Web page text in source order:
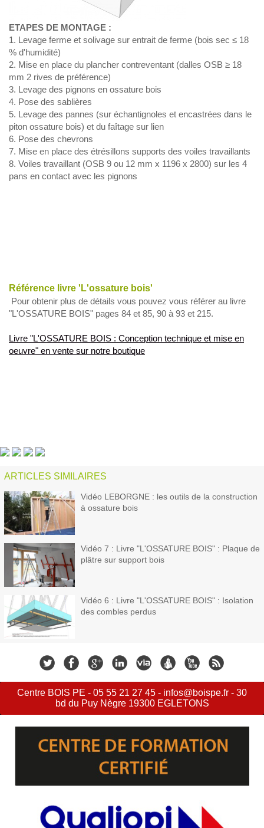
ETAPES DE MONTAGE :
Levage ferme et solivage sur entrait de ferme (bois sec ≤ 18
% d'humidité)
Mise en place du plancher contreventant (dalles OSB ≥ 18
mm 2 rives de préférence)
Levage des pignons en ossature bois
Pose des sablières
Levage des pannes (sur échantignoles et encastrées dans le
piton ossature bois) et du faîtage sur lien
Pose des chevrons
Mise en place des étrésillons supports des voiles travaillants
Voiles travaillant (OSB 9 ou 12 mm x 1196 x 2800) sur les 4
pans en contact avec les pignons
Référence livre 'L'ossature bois'
Pour obtenir plus de détails vous pouvez vous référer au livre
"L'OSSATURE BOIS" pages 84 et 85, 90 à 93 et 215.
Livre "L'OSSATURE BOIS : Conception technique et mise en
oeuvre" en vente sur notre boutique
ARTICLES SIMILAIRES
Vidéo LEBORGNE : les outils de la construction
à ossature bois
Vidéo 7 : Livre "L'OSSATURE BOIS" : Plaque de
plâtre sur support bois
Vidéo 6 : Livre "L'OSSATURE BOIS" : Isolation
des combles perdus
Centre BOIS PE - 05 55 21 27 45 - infos@boispe.fr - 30
bd du Puy Nègre 19300 EGLETONS